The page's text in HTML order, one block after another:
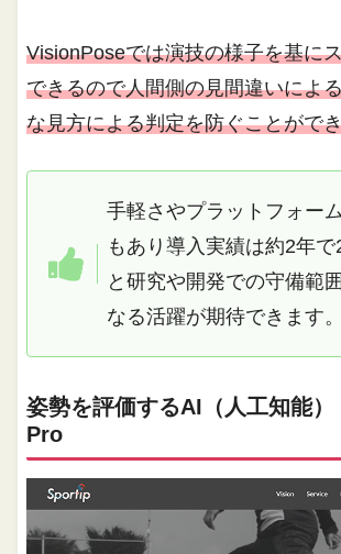
VisionPoseでは演技の様子を基に
できるので人間側の見間違いによ
な見方による判定を防ぐことがで
手軽さやプラットフォー
もあり導入実績は約2年で
と研究や開発での守備範
なる活躍が期待できます。
姿勢を評価するAI（人工知能
Pro